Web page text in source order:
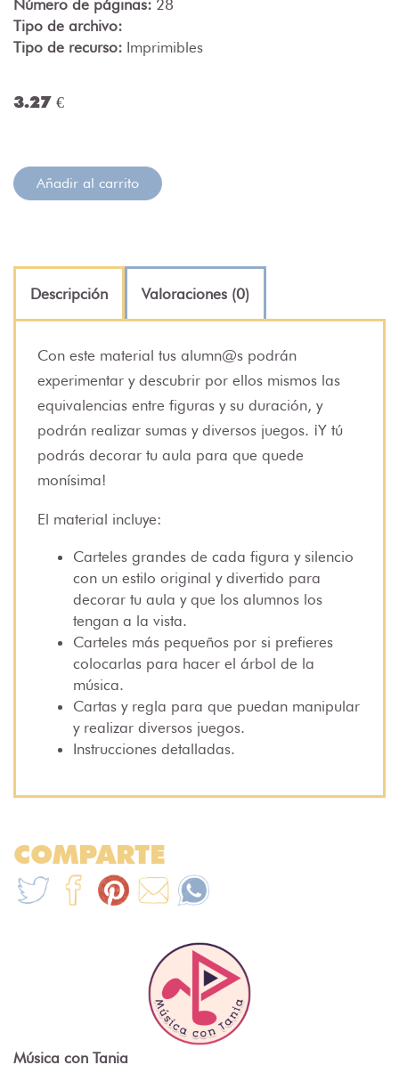
Número de páginas: 28
Tipo de archivo:
Tipo de recurso: Imprimibles
3.27 €
Añadir al carrito
Descripción Valoraciones (0)
Con este material tus alumn@s podrán
experimentar y descubrir por ellos mismos las
equivalencias entre figuras y su duración, y
podrán realizar sumas y diversos juegos. ¡Y tú
podrás decorar tu aula para que quede
monísima!
El material incluye:
Carteles grandes de cada figura y silencio
con un estilo original y divertido para
decorar tu aula y que los alumnos los
tengan a la vista.
Carteles más pequeños por si prefieres
colocarlas para hacer el árbol de la
música.
Cartas y regla para que puedan manipular
y realizar diversos juegos.
Instrucciones detalladas.
COMPARTE
Música con Tania